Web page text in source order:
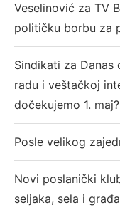
Veselinović za TV
političku borbu za
Sindikati za Danas
radu i veštačkoj
dočekujemo 1. maj?
Posle velikog
Novi poslanički
seljaka, sela i